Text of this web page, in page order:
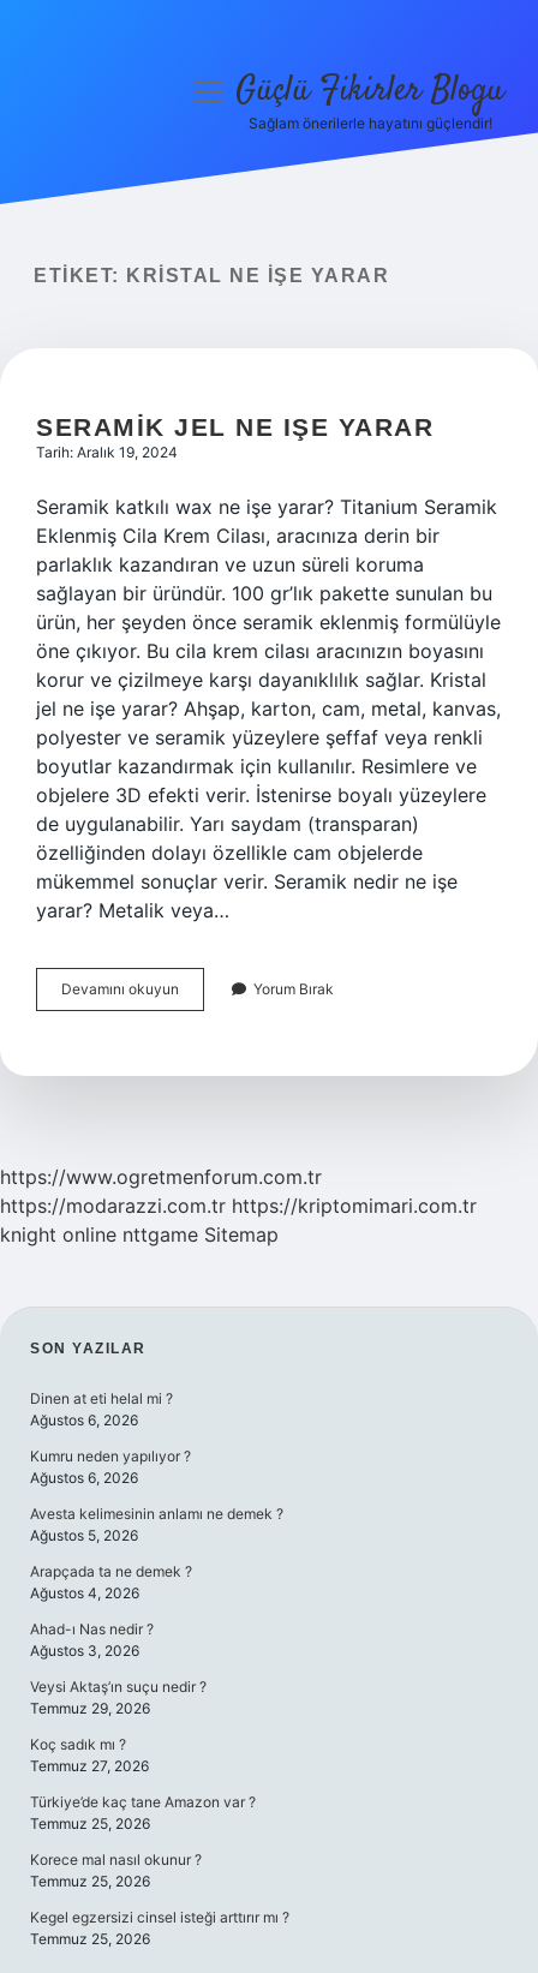
Yasal Uyarı
menüyüGüçlü Fikirler Blogu
Sağlam önerilerle hayatını güçlendir!
ETIKET: KRISTAL NE IŞE YARAR
SERAMIK JEL NE IŞE YARAR
Tarih: Aralık 19, 2024
Seramik katkılı wax ne işe yarar? Titanium Seramik
Eklenmiş Cila Krem Cilası, aracınıza derin bir
parlaklık kazandıran ve uzun süreli koruma
sağlayan bir üründür. 100 gr’lık pakette sunulan bu
ürün, her şeyden önce seramik eklenmiş formülüyle
öne çıkıyor. Bu cila krem ​​cilası aracınızın boyasını
korur ve çizilmeye karşı dayanıklılık sağlar. Kristal
jel ne işe yarar? Ahşap, karton, cam, metal, kanvas,
polyester ve seramik yüzeylere şeffaf veya renkli
boyutlar kazandırmak için kullanılır. Resimlere ve
objelere 3D efekti verir. İstenirse boyalı yüzeylere
de uygulanabilir. Yarı saydam (transparan)
özelliğinden dolayı özellikle cam objelerde
mükemmel sonuçlar verir. Seramik nedir ne işe
yarar? Metalik veya…
Devamını okuyun Seramik
Jel
Yarar
Yorum Bırak
https://www.ogretmenforum.com.tr
https://modarazzi.com.tr https://kriptomimari.com.tr
knight online nttgame Sitemap
SIDEBAR
SON YAZILAR
Dinen at eti helal mi ?
Ağustos 6, 2026
Kumru neden yapılıyor ?
Ağustos 6, 2026
Avesta kelimesinin anlamı ne demek ?
Ağustos 5, 2026
Arapçada ta ne demek ?
Ağustos 4, 2026
Ahad-ı Nas nedir ?
Ağustos 3, 2026
Veysi Aktaş’ın suçu nedir ?
Temmuz 29, 2026
Koç sadık mı ?
Temmuz 27, 2026
Türkiye’de kaç tane Amazon var ?
Temmuz 25, 2026
Korece mal nasıl okunur ?
Temmuz 25, 2026
Kegel egzersizi cinsel isteği arttırır mı ?
Temmuz 25, 2026